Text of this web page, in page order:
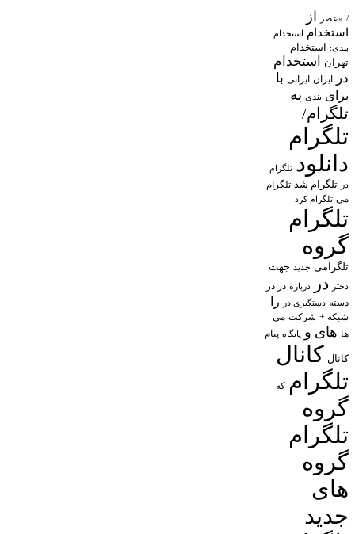
/ «عصر از
استخدام استخدام
بندی: استخدام
تهران
استخدام
در
ایران ایرانی با
برای بندی به
تلگرام/
تلگرام
دانلود تلگرام
در تلگرام شد تلگرام
می تلگرام کرد
تلگرام
گروه
تلگرامی جدید جهت
دختر در درباره در در
دسته دستگیری در را
شبکه + شرکت می
ها های و پایگاه پیام
کانال کانال
تلگرام که
گروه
تلگرام
گروه
های
جدید